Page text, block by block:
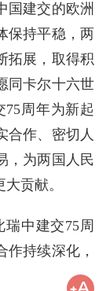
国建交的欧洲
保持平稳，两
拓展，取得积
同卡尔十六世
75周年为新起
合作、密切人
，为两国人民
贡献。
中建交75周
持续深化，